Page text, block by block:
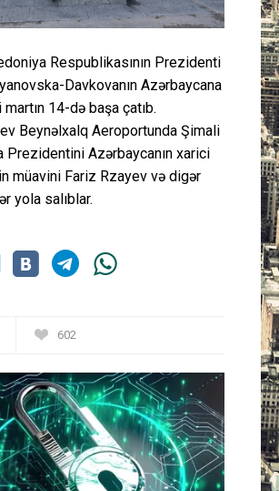
Layihə
Gündəm
Cəmiyyət
Peşə etikası
Respublikasının Prezidenti
Davkovanın Azərbaycana
14-də başa çatıb.
Beynəlxalq Aeroportunda Şimali
Prezidentini Azərbaycanın xarici
müavini Fariz Rzayev və digər
yola salıblar.
602